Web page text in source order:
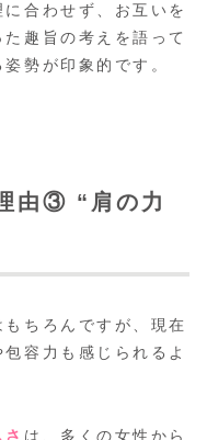
合わせず、お互いを
趣旨の考えを語って
勢が印象的です。
由③ “肩の力
ちろんですが、現在
容力も感じられるよ
は、多くの女性から